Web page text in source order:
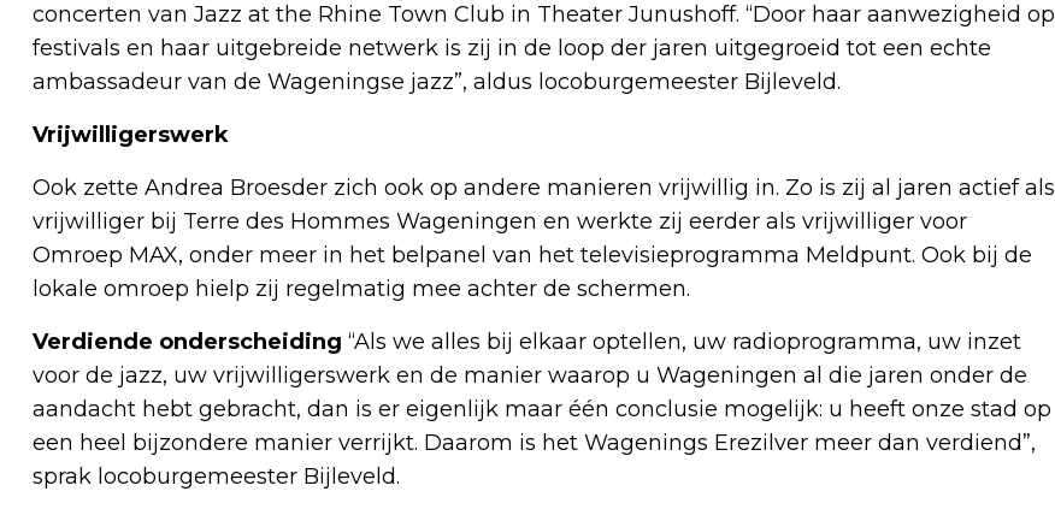
concerten van Jazz at the Rhine Town Club in Theater Junushoff. “Door haar aanwezigheid op
festivals en haar uitgebreide netwerk is zij in de loop der jaren uitgegroeid tot een echte
ambassadeur van de Wageningse jazz”, aldus locoburgemeester Bijleveld.
Vrijwilligerswerk
Ook zette Andrea Broesder zich ook op andere manieren vrijwillig in. Zo is zij al jaren actief als
vrijwilliger bij Terre des Hommes Wageningen en werkte zij eerder als vrijwilliger voor
Omroep MAX, onder meer in het belpanel van het televisieprogramma Meldpunt. Ook bij de
lokale omroep hielp zij regelmatig mee achter de schermen.
Verdiende onderscheiding “Als we alles bij elkaar optellen, uw radioprogramma, uw inzet
voor de jazz, uw vrijwilligerswerk en de manier waarop u Wageningen al die jaren onder de
aandacht hebt gebracht, dan is er eigenlijk maar één conclusie mogelijk: u heeft onze stad op
een heel bijzondere manier verrijkt. Daarom is het Wagenings Erezilver meer dan verdiend”,
sprak locoburgemeester Bijleveld.